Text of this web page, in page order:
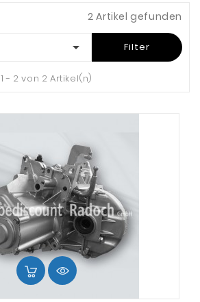
2 Artikel gefunden
 Filter
1 - 2 von 2 Artikel(n)